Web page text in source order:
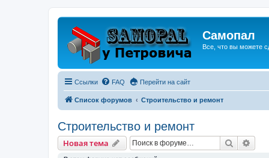
Самопал
Все, что вы можете
Ссылки FAQ Перейти на сайт
Список форумов Строительство и ремонт
Строительство и ремонт
Новая тема Поиск